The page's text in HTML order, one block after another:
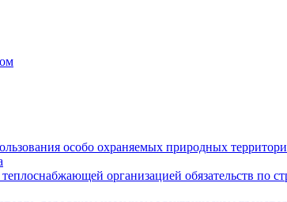
особо охраняемых природных
организацией обязательств по